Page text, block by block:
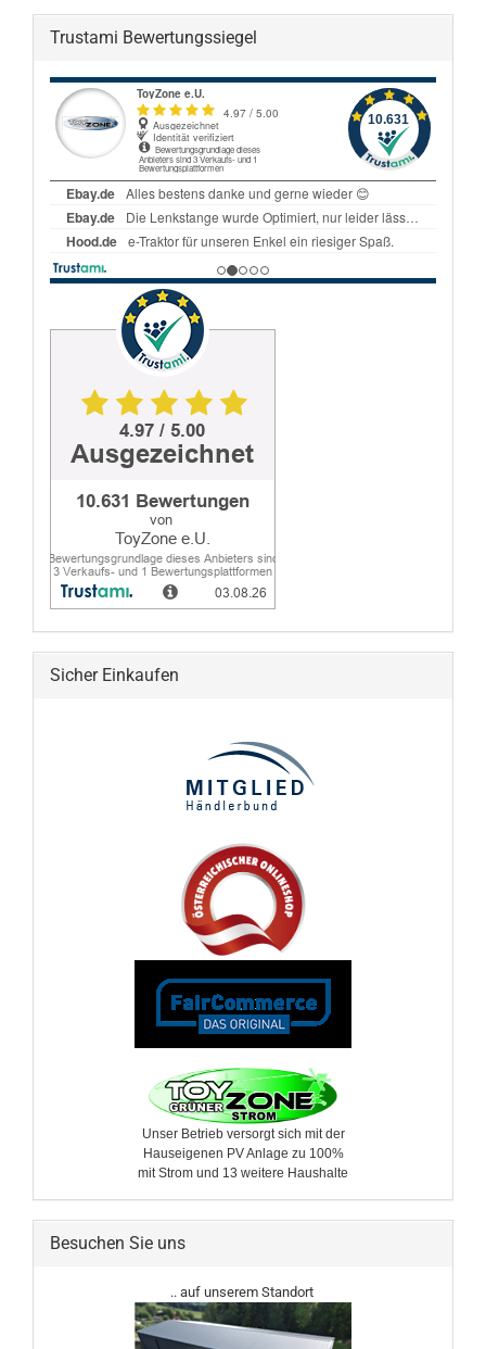
Trustami Bewertungssiegel
Sicher Einkaufen
Unser Betrieb versorgt sich mit der
Hauseigenen PV Anlage zu 100%
mit Strom und 13 weitere ​Haushalte
Besuchen Sie uns
.. auf unserem Standort